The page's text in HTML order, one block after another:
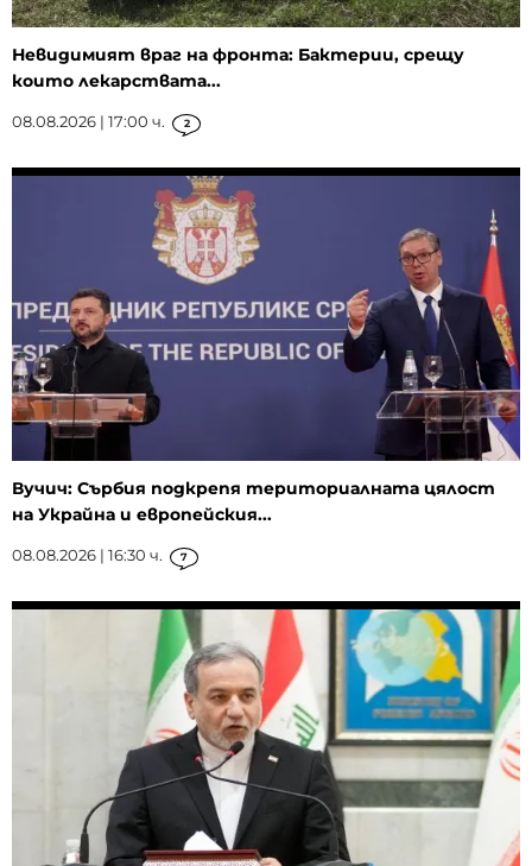
Невидимият враг на фронта: Бактерии, срещу
които лекарствата...
08.08.2026 | 17:00 ч. 2
Вучич: Сърбия подкрепя териториалната цялост
на Украйна и европейския...
08.08.2026 | 16:30 ч. 7